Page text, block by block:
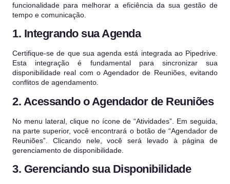
funcionalidade para melhorar a eficiência da sua gestão de
tempo e comunicação.
1. Integrando sua Agenda
Certifique-se de que sua agenda está integrada ao Pipedrive.
Esta integração é fundamental para sincronizar sua
disponibilidade real com o Agendador de Reuniões, evitando
conflitos de agendamento.
2. Acessando o Agendador de Reuniões
No menu lateral, clique no ícone de “Atividades”. Em seguida,
na parte superior, você encontrará o botão de “Agendador de
Reuniões”. Clicando nele, você será levado à página de
gerenciamento de disponibilidade.
3. Gerenciando sua Disponibilidade